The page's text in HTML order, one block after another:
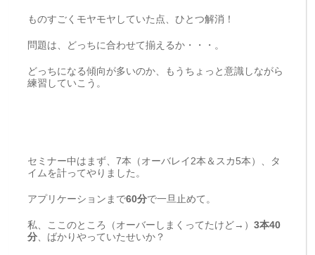
ものすごくモヤモヤしていた点、ひとつ解消！
問題は、どっちに合わせて揃えるか・・・。
どっちになる傾向が多いのか、もうちょっと意識しながら
練習していこう。
セミナー中はまず、7本（オーバレイ2本＆スカ5本）、タ
イムを計ってやりました。
アプリケーションまで60分で一旦止めて。
私、ここのところ（オーバーしまくってたけど→）3本40
分 、ばかりやっていたせいか？